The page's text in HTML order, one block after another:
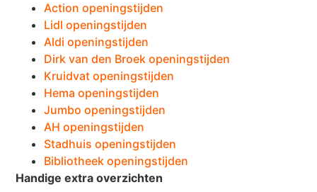
Action openingstijden
Lidl openingstijden
Aldi openingstijden
Dirk van den Broek openingstijden
Kruidvat openingstijden
Hema openingstijden
Jumbo openingstijden
AH openingstijden
Stadhuis openingstijden
Bibliotheek openingstijden
Handige extra overzichten